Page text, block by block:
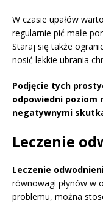
W czasie upałów
regularnie pić małe
Staraj się także
nosić lekkie ubrania
Podjęcie tych
odpowiedni poziom
negatywnymi
Leczenie
Leczenie
równowagi płynów w
problemu, można